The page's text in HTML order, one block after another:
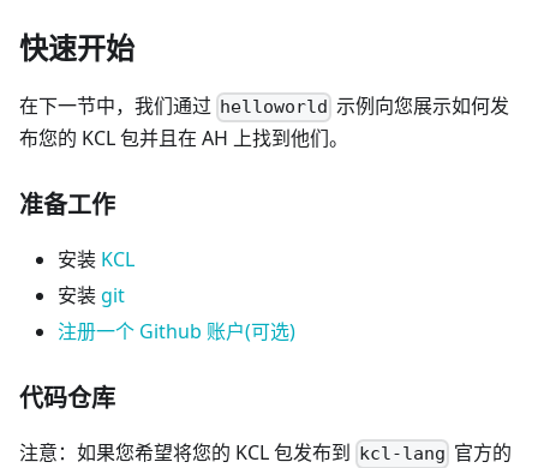
快速开始
在下一节中，我们通过 helloworld 示例向您展示如何发
布您的 KCL 包并且在 AH 上找到他们。
准备工作
安装 KCL
安装git
注册一个 Github 账户(可选)
代码仓库
注意：如果您希望将您的 KCL 包发布到 kcl-lang 官方的